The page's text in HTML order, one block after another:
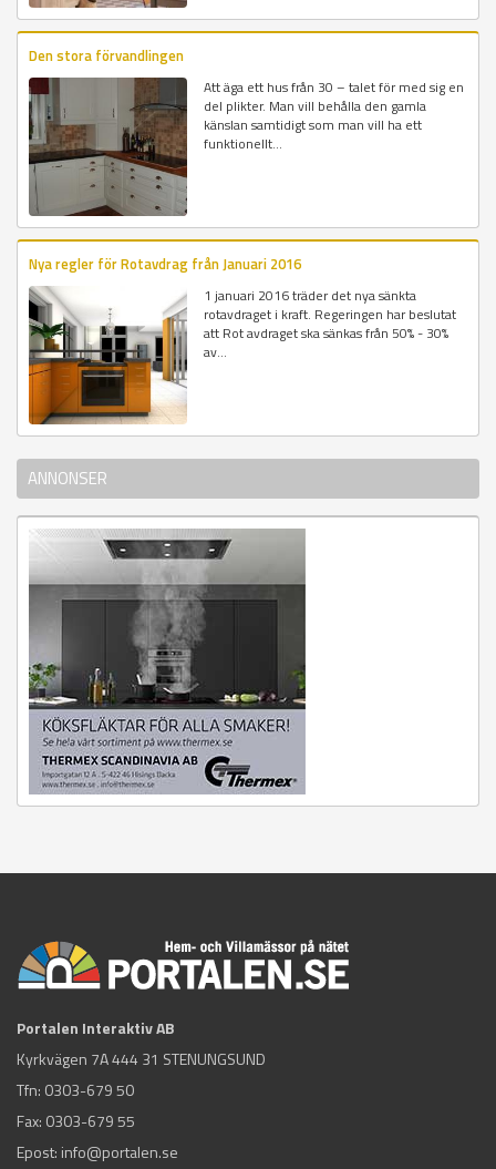
Den stora förvandlingen
Att äga ett hus från 30 – talet för med sig en
del plikter. Man vill behålla den gamla
känslan samtidigt som man vill ha ett
funktionellt...
Nya regler för Rotavdrag från Januari 2016
1 januari 2016 träder det nya sänkta
rotavdraget i kraft. Regeringen har beslutat
att Rot avdraget ska sänkas från 50% - 30%
av...
ANNONSER
Portalen Interaktiv AB
Kyrkvägen 7A 444 31 STENUNGSUND
Tfn: 0303-679 50
Fax: 0303-679 55
Epost: info@portalen.se